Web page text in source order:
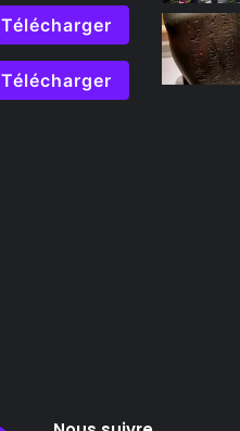
Télécharger
Télécharger